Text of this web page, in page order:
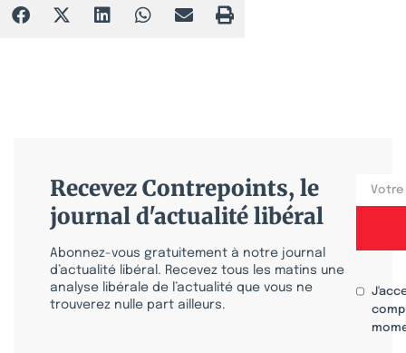
Recevez Contrepoints, le
journal d'actualité libéral
Abonnez-vous gratuitement à notre journal
d’actualité libéral. Recevez tous les matins une
analyse libérale de l’actualité que vous ne
trouverez nulle part ailleurs.